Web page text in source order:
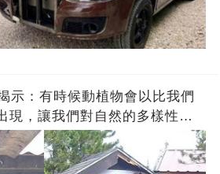
示：有時候動植物會以比我們
現，讓我們對自然的多樣性感